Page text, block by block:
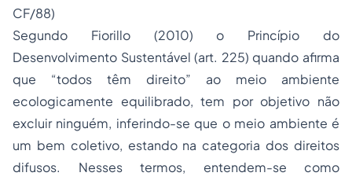
CF/88)
Segundo Fiorillo (2010) o Princípio do
Desenvolvimento Sustentável (art. 225) quando afirma
que “todos têm direito” ao meio ambiente
ecologicamente equilibrado, tem por objetivo não
excluir ninguém, inferindo-se que o meio ambiente é
um bem coletivo, estando na categoria dos direitos
difusos. Nesses termos, entendem-se como